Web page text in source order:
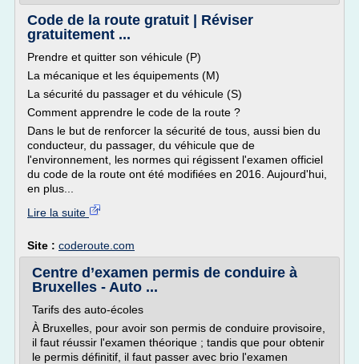
Code de la route gratuit | Réviser
gratuitement ...
Prendre et quitter son véhicule (P)
La mécanique et les équipements (M)
La sécurité du passager et du véhicule (S)
Comment apprendre le code de la route ?
Dans le but de renforcer la sécurité de tous, aussi bien du
conducteur, du passager, du véhicule que de
l'environnement, les normes qui régissent l'examen officiel
du code de la route ont été modifiées en 2016. Aujourd'hui,
en plus...
Lire la suite
Site : coderoute.com
Centre d’examen permis de conduire à
Bruxelles - Auto ...
Tarifs des auto-écoles
À Bruxelles, pour avoir son permis de conduire provisoire,
il faut réussir l'examen théorique ; tandis que pour obtenir
le permis définitif, il faut passer avec brio l'examen